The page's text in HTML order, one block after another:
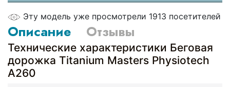
Эту модель уже просмотрели 1913 посетителей
Описание Отзывы
Технические характеристики Беговая
дорожка Titanium Masters Physiotech
A260